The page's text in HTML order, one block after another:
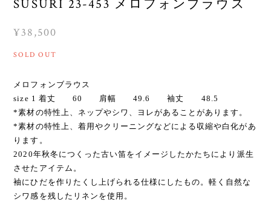
SUSURI 23-453 メロフォンブラウス
¥38,500
SOLD OUT
メロフォンブラウス
size 1 着丈 60 肩幅 49.6 袖丈 48.5
*素材の特性上、ネップやシワ、ヨレがあることがあります。
*素材の特性上、着用やクリーニングなどによる収縮や白化があ
ります。
2020年秋冬につくった古い笛をイメージしたかたちにより派生
させたアイテム。
袖にひだを作りたくし上げられる仕様にしたもの。軽く自然な
シワ感を残したリネンを使用。